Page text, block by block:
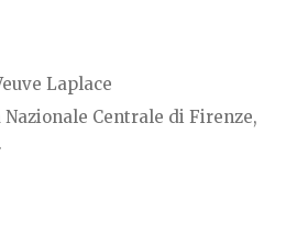
Laplace
Centrale di Firenze,